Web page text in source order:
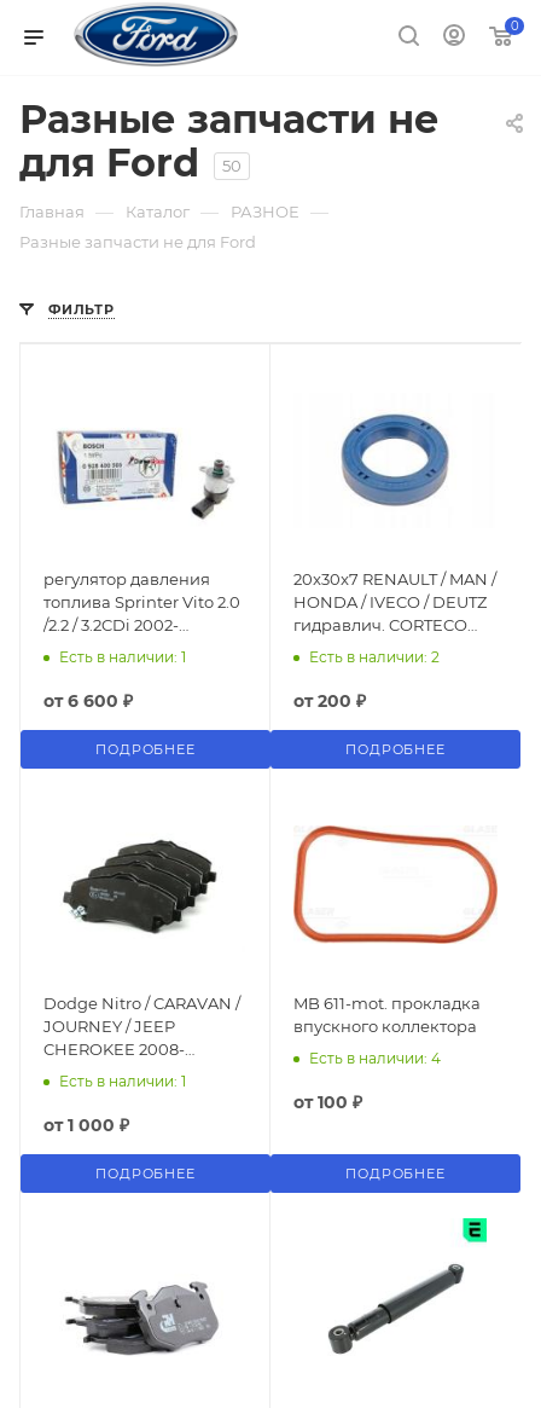
0
Разные запчасти не
для Ford
50
Главная — Каталог — РАЗНОЕ —
Разные запчасти не для Ford
ФИЛЬТР
регулятор давления
топлива Sprinter Vito 2.0
/2.2 / 3.2CDi 2002-
0928400508
Есть в наличии: 1
от6 600 ₽
ПОДРОБНЕЕ
20x30x7 RENAULT / MAN /
HONDA / IVECO / DEUTZ
гидравлич. CORTECO
12011114B
Есть в наличии: 2
от200 ₽
ПОДРОБНЕЕ
Dodge Nitro / CARAVAN /
JOURNEY / JEEP
CHEROKEE 2008-
передние
Есть в наличии: 1
от1 000 ₽
ПОДРОБНЕЕ
MB 611-mot. прокладка
впускного коллектора
Есть в наличии: 4
от100 ₽
ПОДРОБНЕЕ